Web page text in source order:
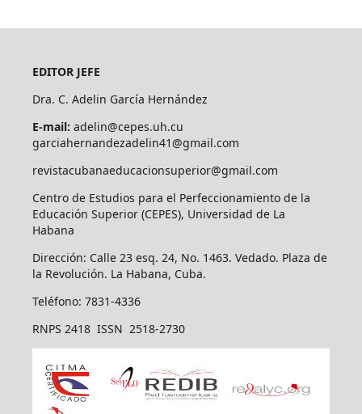
EDITOR JEFE
Dra. C. Adelin García Hernández
E-mail: adelin@cepes.uh.cu
garciahernandezadelin41@gmail.com
revistacubanaeducacionsuperior@gmail.com
Centro de Estudios para el Perfeccionamiento de la
Educación Superior (CEPES), Universidad de La
Habana
Dirección: Calle 23 esq. 24, No. 1463. Vedado. Plaza de
la Revolución. La Habana, Cuba.
Teléfono: 7831-4336
RNPS 2418 ISSN 2518-2730